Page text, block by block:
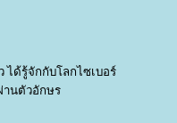
ได้รู้จักกับโลกไซเบอร์
านตัวอักษร